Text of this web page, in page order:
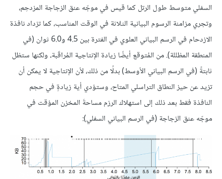
السفلي متوسط طول الرتل كما قيس في موجّه عنق الزجاجة المزدحِم،
وتجري مزامنة الرسوم البيانية الثلاثة في الوقت المناسب، كما تزداد نافذة
الازدحام في الرسم البياني العلوي في الفترة بين 4.5 و6.0 ثوان (في
المنطقة المظللة). من المُتوقع أيضًا زيادة الإنتاجية المُراقَبة، ولكنها ستظل
ثابتةً (في الرسم البياني الأوسط) بدلًا من ذلك، لأن الإنتاجية لا يمكن أن
تزيد عن حيز النطاق التراسلي المتاح، وستؤدي أية زيادةٍ في حجم
النافذة فقط بعد ذلك إلى استهلاك الرزم مساحةَ المخزن المؤقت في
موجّه عنق الزجاجة (في الرسم البياني السفلي):